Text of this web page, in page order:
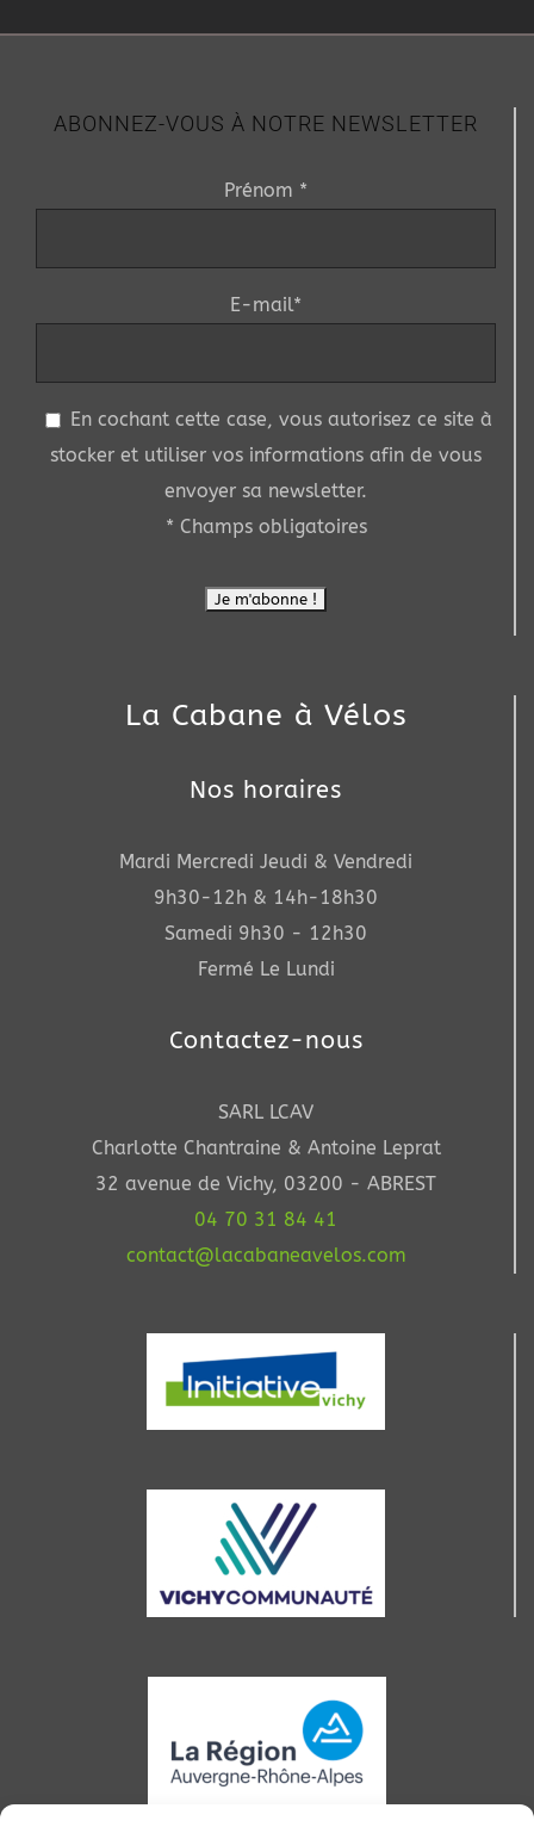
ABONNEZ-VOUS À NOTRE NEWSLETTER
Prénom *
E-mail*
En cochant cette case, vous autorisez ce site à
stocker et utiliser vos informations afin de vous
envoyer sa newsletter.
* Champs obligatoires
La Cabane à Vélos
Nos horaires
Mardi Mercredi Jeudi & Vendredi
9h30-12h & 14h-18h30
Samedi 9h30 - 12h30
Fermé Le Lundi
Contactez-nous
SARL LCAV
Charlotte Chantraine & Antoine Leprat
32 avenue de Vichy, 03200 - ABREST
04 70 31 84 41
contact@lacabaneavelos.com